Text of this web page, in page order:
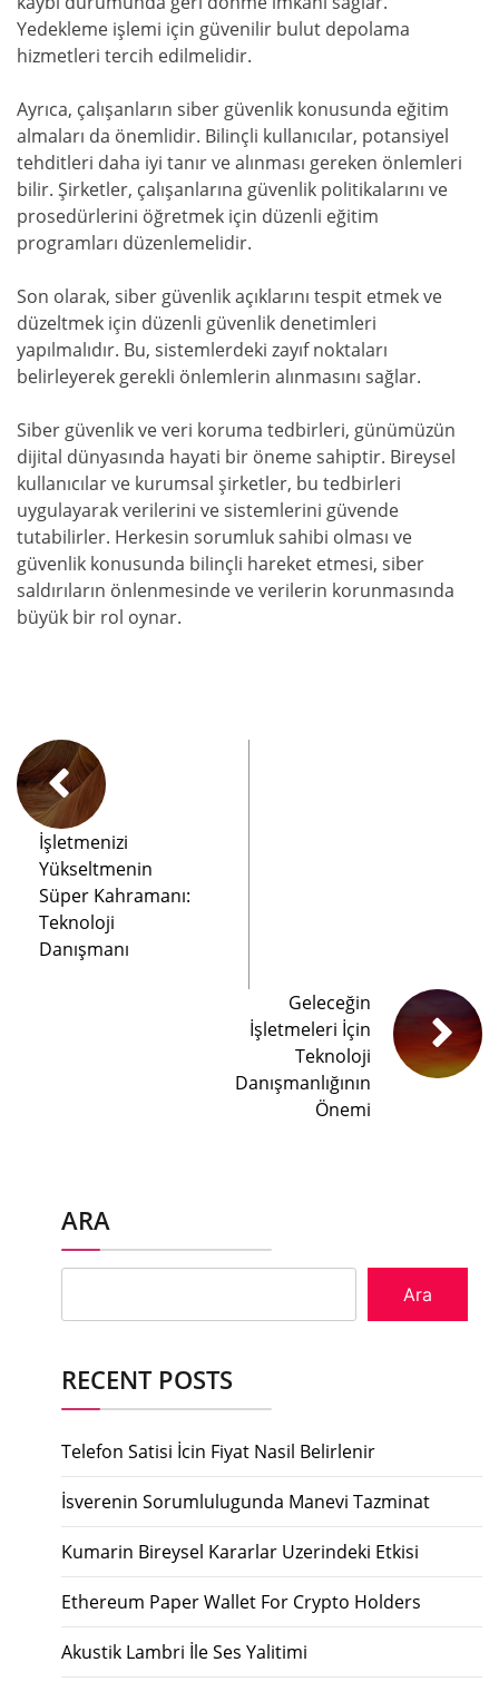
Yedekleme işlemi için güvenilir bulut depolama
hizmetleri tercih edilmelidir.
Ayrıca, çalışanların siber güvenlik konusunda eğitim
almaları da önemlidir. Bilinçli kullanıcılar, potansiyel
tehditleri daha iyi tanır ve alınması gereken önlemleri
bilir. Şirketler, çalışanlarına güvenlik politikalarını ve
prosedürlerini öğretmek için düzenli eğitim
programları düzenlemelidir.
Son olarak, siber güvenlik açıklarını tespit etmek ve
düzeltmek için düzenli güvenlik denetimleri
yapılmalıdır. Bu, sistemlerdeki zayıf noktaları
belirleyerek gerekli önlemlerin alınmasını sağlar.
Siber güvenlik ve veri koruma tedbirleri, günümüzün
dijital dünyasında hayati bir öneme sahiptir. Bireysel
kullanıcılar ve kurumsal şirketler, bu tedbirleri
uygulayarak verilerini ve sistemlerini güvende
tutabilirler. Herkesin sorumluk sahibi olması ve
güvenlik konusunda bilinçli hareket etmesi, siber
saldırıların önlenmesinde ve verilerin korunmasında
büyük bir rol oynar.
İşletmenizi
Yükseltmenin
Süper Kahramanı:
Teknoloji
Danışmanı
Geleceğin
İşletmeleri İçin
Teknoloji
Danışmanlığının
Önemi
ARA
Ara
RECENT POSTS
Telefon Satisi İcin Fiyat Nasil Belirlenir
İsverenin Sorumlulugunda Manevi Tazminat
Kumarin Bireysel Kararlar Uzerindeki Etkisi
Ethereum Paper Wallet For Crypto Holders
Akustik Lambri İle Ses Yalitimi